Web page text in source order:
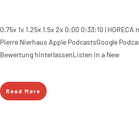
0.75x 1x 1.25x 1.5x 2x 0:00 0:33:10 |
Pierre Nierhaus Apple PodcastsGoogle
Bewertung hinterlassenListen in a New
Read More